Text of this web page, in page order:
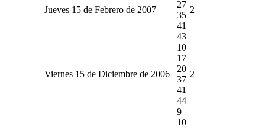
Jueves 15 de Febrero de 2007
27
35
41
43
2
Viernes 15 de Diciembre de 2006
10
17
20
37
41
44
2
9
10